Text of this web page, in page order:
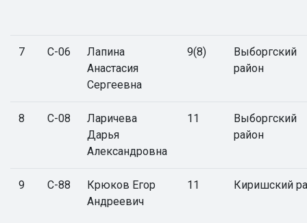
7 С-06
Лапина
Анастасия
Сергеевна
9(8)
Выборгский
район
8 С-08
Ларичева
Дарья
Александровна
11
Выборгский
район
9 С-88
Крюков Егор
Андреевич
11 Киришский